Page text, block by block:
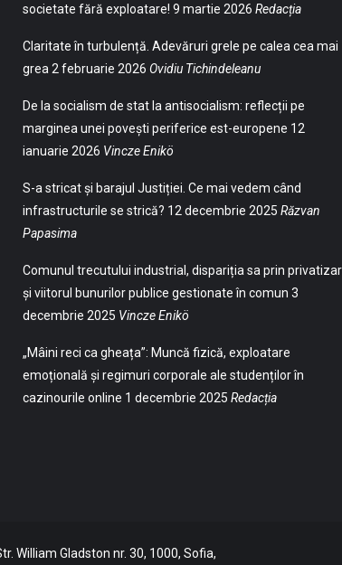
societate fără exploatare! 9 martie 2026 Redacția
Claritate în turbulență. Adevăruri grele pe calea cea mai
grea 2 februarie 2026 Ovidiu Tichindeleanu
De la socialism de stat la antisocialism: reflecții pe
marginea unei povești periferice est-europene 12
ianuarie 2026 Vincze Enikö
S-a stricat și barajul Justiției. Ce mai vedem când
infrastructurile se strică? 12 decembrie 2025 Răzvan
Papasima
Comunul trecutului industrial, dispariția sa prin
și viitorul bunurilor publice gestionate în comun 3
decembrie 2025 Vincze Enikö
„Mâini reci ca gheața”: Muncă fizică, exploatare
emoțională și regimuri corporale ale studenților în
cazinourile online 1 decembrie 2025 Redacția
William Gladston nr. 30, 1000, Sofia,